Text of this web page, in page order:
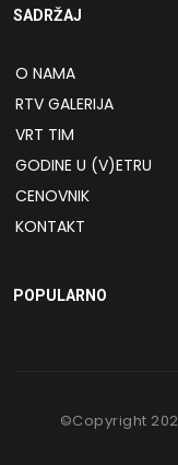
SADRŽAJ
O NAMA
RTV GALERIJA
VRT TIM
GODINE U (V)ETRU
CENOVNIK
KONTAKT
POPULARNO
©Copyright